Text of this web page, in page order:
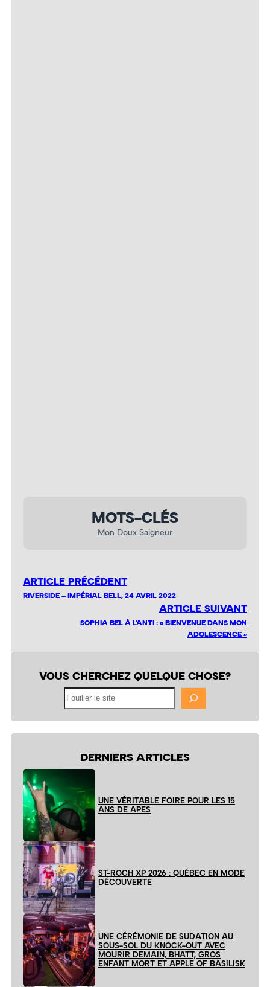
MOTS-CLÉS
Mon Doux Saigneur
ARTICLE PRÉCÉDENT
RIVERSIDE – IMPÉRIAL BELL, 24 AVRIL 2022
ARTICLE SUIVANT
SOPHIA BEL À L’ANTI : « BIENVENUE DANS MON
ADOLESCENCE »
VOUS CHERCHEZ QUELQUE CHOSE?
Fouiller
DERNIERS ARTICLES
UNE VÉRITABLE FOIRE POUR LES 15
ANS DE APES
ST-ROCH XP 2026 : QUÉBEC EN MODE
DÉCOUVERTE
UNE CÉRÉMONIE DE SUDATION AU
SOUS-SOL DU KNOCK-OUT AVEC
MOURIR DEMAIN, BHATT, GROS
ENFANT MORT ET APPLE OF BASILISK